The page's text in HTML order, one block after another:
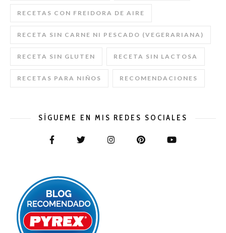
RECETAS CON FREIDORA DE AIRE
RECETA SIN CARNE NI PESCADO (VEGERARIANA)
RECETA SIN GLUTEN RECETA SIN LACTOSA
RECETAS PARA NIÑOS RECOMENDACIONES
SÍGUEME EN MIS REDES SOCIALES